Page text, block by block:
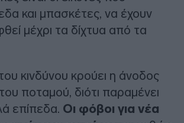
και μπασκέτες, να έχουν
μέχρι τα δίχτυα από τα
κινδύνου κρούει η άνοδος
ποταμού, διότι παραμένει
επίπεδα. Οι φόβοι για νέα